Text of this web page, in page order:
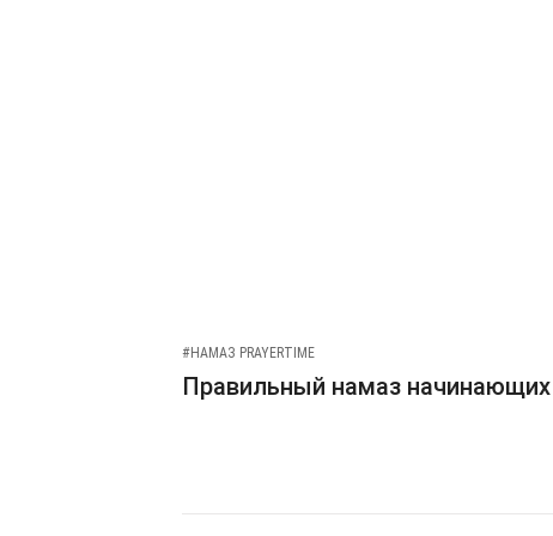
#НАМАЗ PRAYERTIME
Правильный намаз начинающих